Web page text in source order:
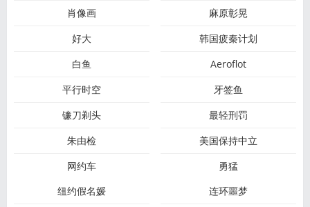
肖像画
麻原彰晃
好大
韩国疲秦计划
白鱼
Aeroflot
平行时空
牙签鱼
镰刀剃头
最轻刑罚
朱由检
美国保持中立
网约车
勇猛
纽约假名媛
连环噩梦